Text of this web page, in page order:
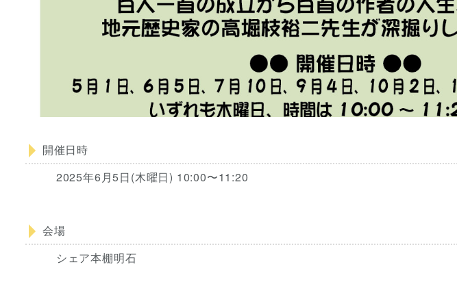
開催日時
2025年6月5日(木曜日) 10:00〜11:20
会場
シェア本棚明石